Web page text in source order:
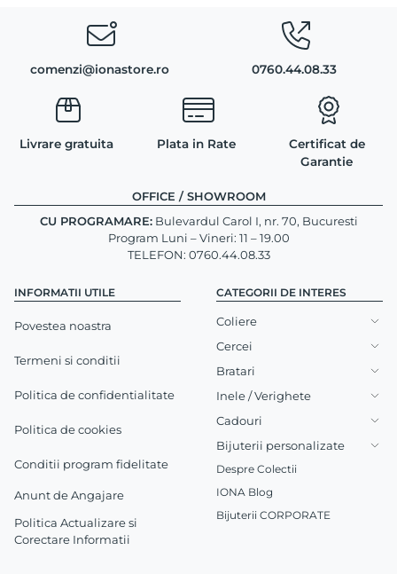
comenzi@ionastore.ro 0760.44.08.33
Livrare gratuita Plata in Rate
Certificat de
Garantie
INFORMATII UTILE
Povestea noastra
Termeni si conditii
Politica de confidentialitate
Politica de cookies
Conditii program fidelitate
Anunt de Angajare
Politica Actualizare si
Corectare Informatii
OFFICE / SHOWROOM
CU PROGRAMARE:Bulevardul Carol I, nr. 70, Bucuresti
Program Luni – Vineri: 11 – 19.00
TELEFON: 0760.44.08.33
CATEGORII DE INTERES
Coliere
Cercei
Bratari
Inele / Verighete
Cadouri
Bijuterii personalizate
Despre Colectii
IONA Blog
Bijuterii CORPORATE